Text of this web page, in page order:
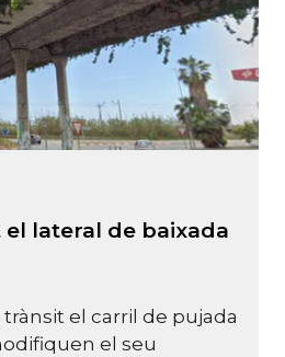
lateral de baixada
el carril de pujada
el seu